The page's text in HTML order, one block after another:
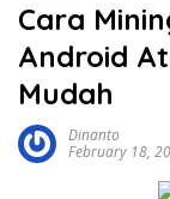
Cara
Android
Mudah
Dinanto
February 18,